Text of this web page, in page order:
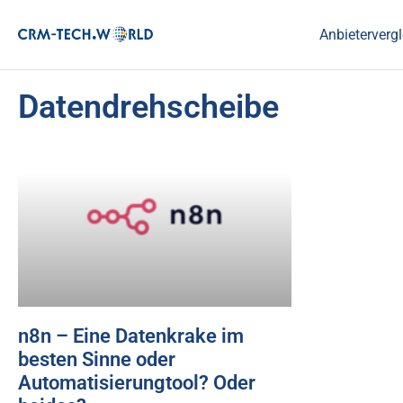
Datendrehscheibe
n8n – Eine Datenkrake im
besten Sinne oder
Automatisierungtool? Oder